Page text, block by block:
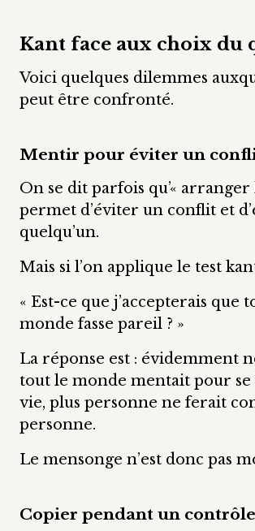
Kant face aux choix du
Voici quelques dilemmes
peut être confronté.
Mentir pour éviter un
On se dit parfois qu’« arranger
permet d’éviter un conflit et
quelqu’un.
Mais si l’on applique le test
« Est-ce que j’accepterais que
monde fasse pareil ? »
La réponse est : évidemment
tout le monde mentait pour
vie, plus personne ne ferait
personne.
Le mensonge n’est donc pas
Copier pendant un contrôle